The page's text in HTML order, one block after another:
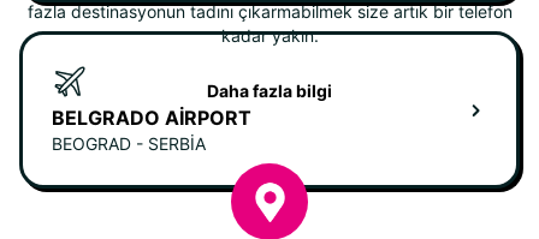
BELGRADO AIRPORT
BEOGRAD - SERBIA
fazla destinasyonun tadını çıkarmabilmek size artık bir telefon
kadar yakın.
Daha fazla bilgi